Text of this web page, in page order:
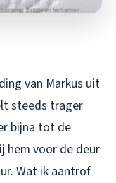
van Markus uit
steeds trager
bijna tot de
hem voor de deur
Wat ik aantrof